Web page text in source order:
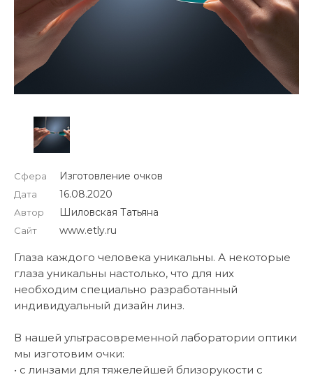
Сфера
Дата
Автор
Сайт
Изготовление очков
16.08.2020
Шиловская Татьяна
www.etly.ru
Глаза каждого человека уникальны. А некоторые
глаза уникальны настолько, что для них
необходим специально разработанный
индивидуальный дизайн линз.
В нашей ультрасовременной лаборатории оптики
мы изготовим очки:
• с линзами для тяжелейшей близорукости с